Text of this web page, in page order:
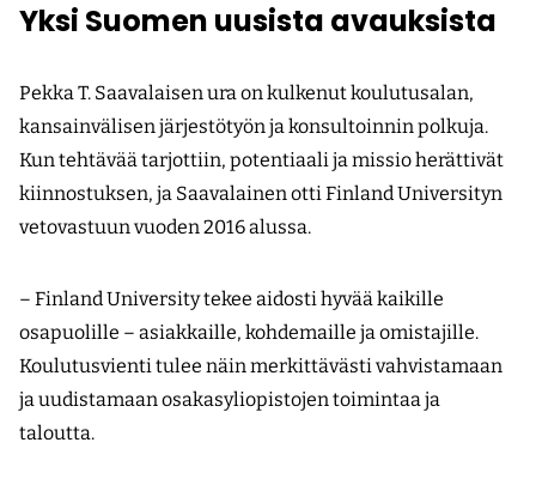
Yksi Suomen uusista avauksista
Pekka T. Saavalaisen ura on kulkenut koulutusalan,
kansainvälisen järjestötyön ja konsultoinnin polkuja.
Kun tehtävää tarjottiin, potentiaali ja missio herättivät
kiinnostuksen, ja Saavalainen otti Finland Universityn
vetovastuun vuoden 2016 alussa.
– Finland University tekee aidosti hyvää kaikille
osapuolille – asiakkaille, kohdemaille ja omistajille.
Koulutusvienti tulee näin merkittävästi vahvistamaan
ja uudistamaan osakasyliopistojen toimintaa ja
taloutta.